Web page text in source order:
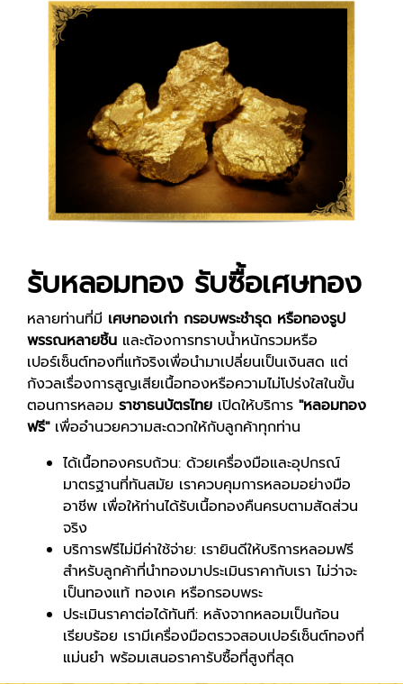
รับหลอมทอง รับซื้อเศษทอง
หลายท่านที่มี เศษทองเก่า กรอบพระชำรุด หรือทองรูป
พรรณหลายชิ้น และต้องการทราบน้ำหนักรวมหรือ
เปอร์เซ็นต์ทองที่แท้จริงเพื่อนำมาเปลี่ยนเป็นเงินสด แต่
กังวลเรื่องการสูญเสียเนื้อทองหรือความไม่โปร่งใสในขั้น
ตอนการหลอม ราชาธนบัตรไทย เปิดให้บริการ "หลอมทอง
ฟรี"เพื่ออำนวยความสะดวกให้กับลูกค้าทุกท่าน
ได้เนื้อทองครบถ้วน: ด้วยเครื่องมือและอุปกรณ์
มาตรฐานที่ทันสมัย เราควบคุมการหลอมอย่างมือ
อาชีพ เพื่อให้ท่านได้รับเนื้อทองคืนครบตามสัดส่วน
จริง
บริการฟรีไม่มีค่าใช้จ่าย: เรายินดีให้บริการหลอมฟรี
สำหรับลูกค้าที่นำทองมาประเมินราคากับเรา ไม่ว่าจะ
เป็นทองแท้ ทองเค หรือกรอบพระ
ประเมินราคาต่อได้ทันที: หลังจากหลอมเป็นก้อน
เรียบร้อย เรามีเครื่องมือตรวจสอบเปอร์เซ็นต์ทองที่
แม่นยำ พร้อมเสนอราคารับซื้อที่สูงที่สุด